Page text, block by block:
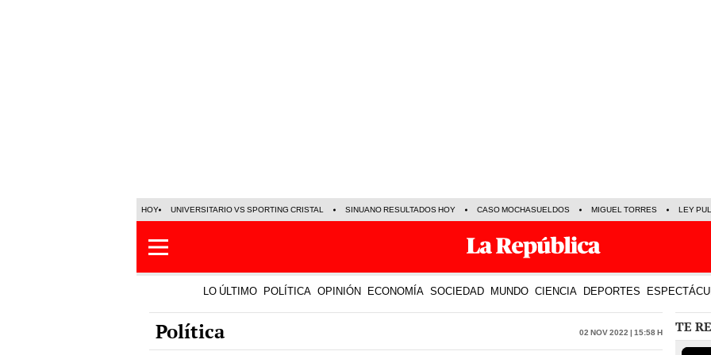
HOY UNIVERSITARIO VS SPORTING CRISTAL SINUANO RESULTADOS HOY CASO MOCHASUELDOS MIGUEL TORRES LEY
LO ÚLTIMO POLÍTICA OPINIÓN ECONOMÍA SOCIEDAD MUNDO CIENCIA DEPORTES
Política 02 Nov 2022 | 15:58 h TE